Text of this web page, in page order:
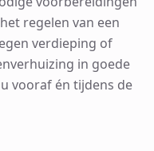
regelen van een
verdieping of
in goede
vooraf én tijdens de